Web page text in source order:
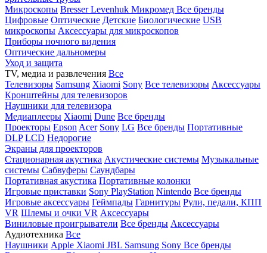
Микроскопы BresserLevenhuk Микромед Все бренды
Цифровые Оптические Детские Биологические USB
микроскопы Аксессуары для микроскопов
Приборы ночного видения
Оптические дальномеры
Уход и защита
TV, медиа и развлечения Все
Телевизоры Samsung Xiaomi Sony Все телевизоры Аксессуары
Кронштейны для телевизоров
Наушники для телевизора
Медиаплееры Xiaomi Dune Все бренды
Проекторы Epson Acer Sony LG Все бренды Портативные
DLP LCD Недорогие
Экраны для проекторов
Стационарная акустика Акустические системы Музыкальные
системы Сабвуферы Саундбары
Портативная акустика Портативные колонки
Игровые приставки Sony PlayStation Nintendo Все бренды
Игровые аксессуары Геймпады Гарнитуры Рули, педали, КПП
VR Шлемы и очки VR Аксессуары
Виниловые проигрыватели Все бренды Аксессуары
Аудиотехника Все
Наушники Apple Xiaomi JBL Samsung Sony Все бренды